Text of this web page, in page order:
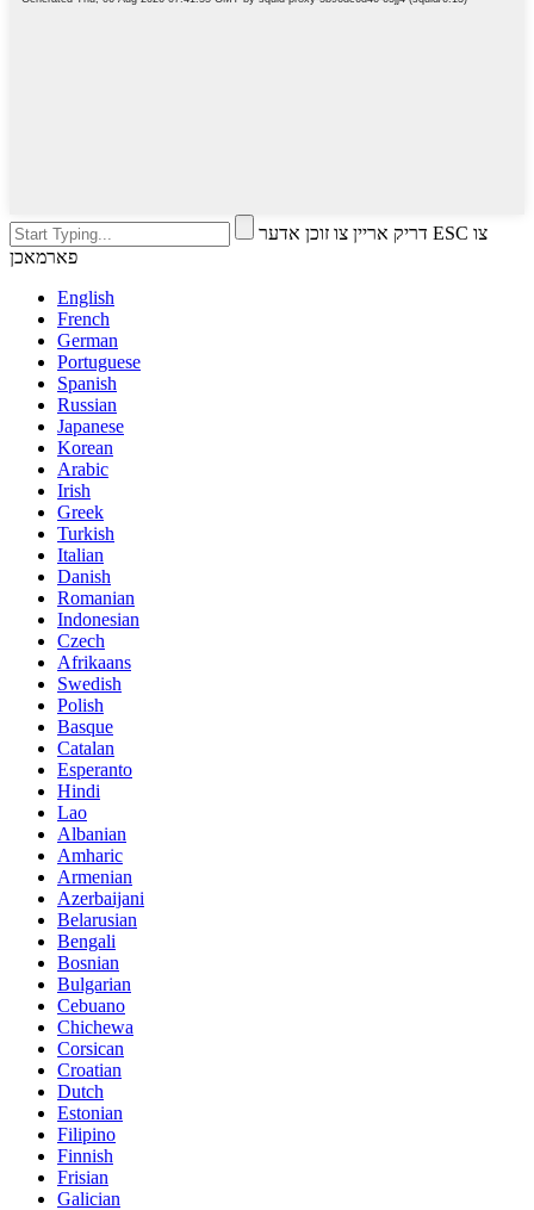
דריק אריין צו זוכן אדער ESC צו
פארמאכן
English
French
German
Portuguese
Spanish
Russian
Japanese
Korean
Arabic
Irish
Greek
Turkish
Italian
Danish
Romanian
Indonesian
Czech
Afrikaans
Swedish
Polish
Basque
Catalan
Esperanto
Hindi
Lao
Albanian
Amharic
Armenian
Azerbaijani
Belarusian
Bengali
Bosnian
Bulgarian
Cebuano
Chichewa
Corsican
Croatian
Dutch
Estonian
Filipino
Finnish
Frisian
Galician